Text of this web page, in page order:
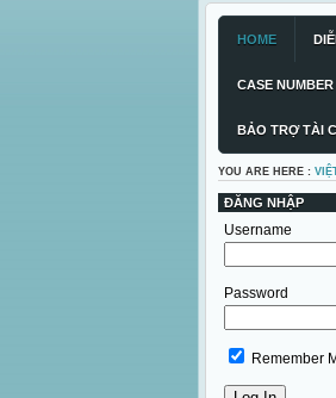
HOME
CASE NUMBER
BẢO TRỢ TÀI
YOU ARE HERE :
ĐĂNG NHẬP
Username
Password
Remember